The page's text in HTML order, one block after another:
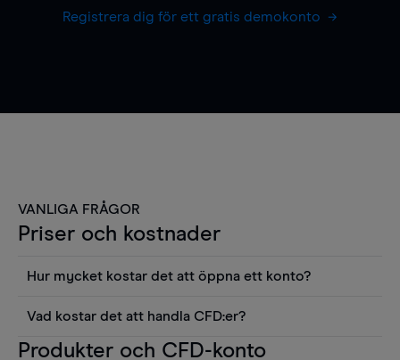
Registrera dig för ett gratis demokonto
VANLIGA FRÅGOR
Priser och kostnader
Hur mycket kostar det att öppna ett konto?
använda sådana verktyg som diagram, Reuters
Vad kostar det att handla CFD:er?
Det är en rad kostnader att tänka på när man
Produkter och CFD-konto